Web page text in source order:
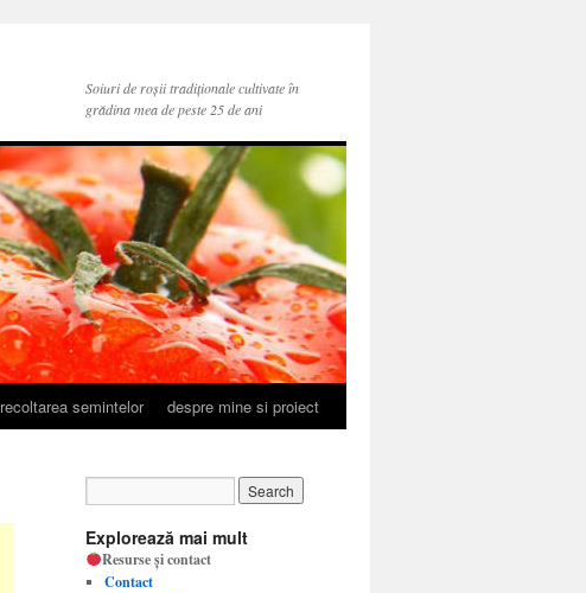
Soiuri de roșii tradiționale cultivate în
grădina mea de peste 25 de ani
recoltarea semintelor despre mine si proiect
Explorează mai mult
Resurse și contact
Contact